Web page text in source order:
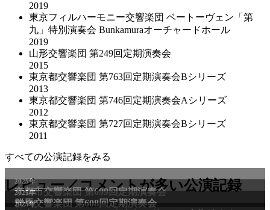
2019
東京フィルハーモニー交響楽団 ベートーヴェン「第
九」特別演奏会 Bunkamuraオーチャードホール
2019
山形交響楽団 第249回定期演奏会
2015
東京都交響楽団 第763回定期演奏会Bシリーズ
2013
東京都交響楽団 第746回定期演奏会Aシリーズ
2012
東京都交響楽団 第727回定期演奏会Bシリーズ
2011
すべての公演記録をみる
レビュー／コメントが多い公演記録
2025年
京都市交響楽団 第699回定期演奏会
2025年
群馬交響楽団 第608回定期演奏会
2025年